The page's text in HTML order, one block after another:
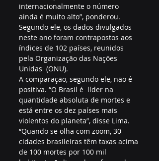
internacionalmente o número
ainda é muito alto”, ponderou.
Segundo ele, os dados divulgados
neste ano foram contrapostos aos
índices de 102 países, reunidos
pela Organização das Nações
Unidas  (ONU).
A comparação, segundo ele, não é
positiva. “O Brasil é  líder na
quantidade absoluta de mortes e
está entre os dez países mais
violentos do planeta”, disse Lima.
“Quando se olha com zoom, 30
cidades brasileiras têm taxas acima
de 100 mortes por 100 mil